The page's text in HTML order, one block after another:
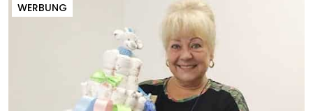
WERBUNG